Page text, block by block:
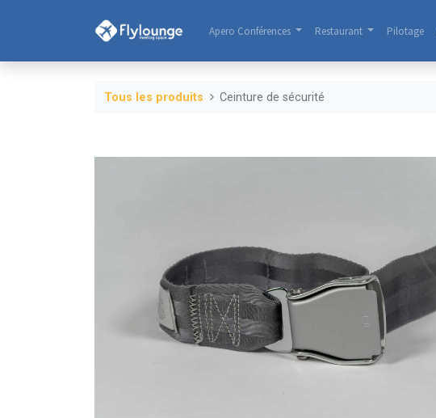
Apero Conférences Restaurant Pilotage
Tous les produits Ceinture de sécurité